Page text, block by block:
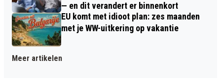
— en dit verandert er binnenkort
EU komt met idioot plan: zes maanden
met je WW-uitkering op vakantie
Meer artikelen